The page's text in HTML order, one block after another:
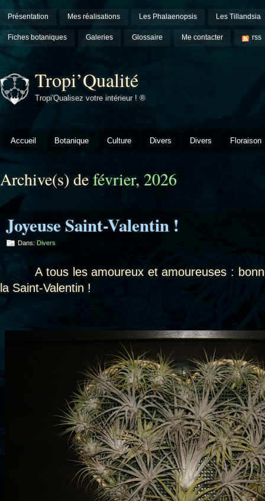
Présentation Mes réalisations Les Phalaenopsis Les Tillandsia
Fiches botaniques Galeries Glossaire Me contacter rss
Tropi’Qualité
Tropi'Qualisez votre intérieur ! ®
Accueil Botanique Culture Divers Divers Floraison
Archive(s) defévrier, 2026
Joyeuse Saint-Valentin !
Dans: Divers
A tous les amoureux et amoureuses :
la Saint-Valentin !